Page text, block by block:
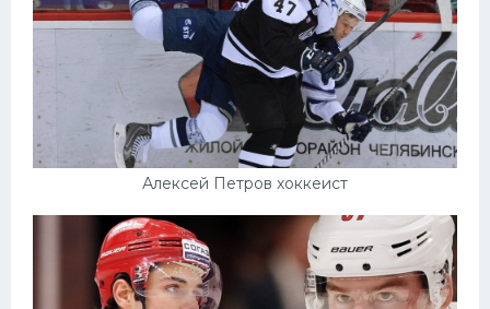
Алексей Петров хоккеист